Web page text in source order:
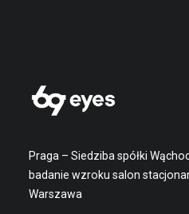
Praga – Siedziba spółki
badanie wzroku salon
Warszawa